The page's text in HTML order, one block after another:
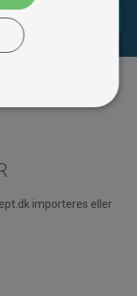
importeres eller